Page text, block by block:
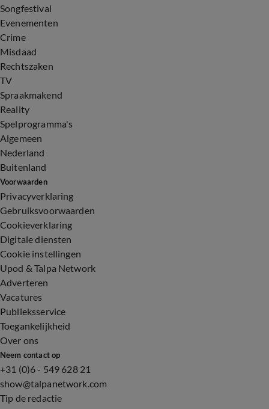
Songfestival
Evenementen
Crime
Misdaad
Rechtszaken
TV
Spraakmakend
Reality
Spelprogramma's
Algemeen
Nederland
Buitenland
Voorwaarden
Privacyverklaring
Gebruiksvoorwaarden
Cookieverklaring
Digitale diensten
Cookie instellingen
Upod & Talpa Network
Adverteren
Vacatures
Publieksservice
Toegankelijkheid
Over ons
Neem contact op
+31 (0)6 - 549 628 21
show@talpanetwork.com
Tip de redactie